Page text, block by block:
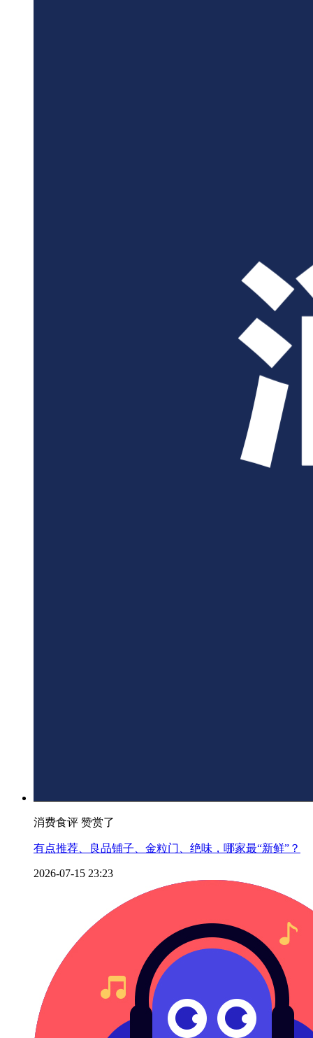
消费食评 赞赏了
有点推荐、良品铺子、金粒门、绝味，哪家最“新鲜”？
2026-07-15 23:23